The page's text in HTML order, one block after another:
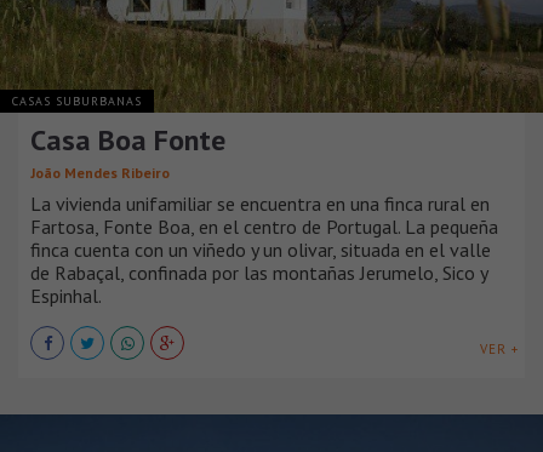
CASAS SUBURBANAS
Casa Boa Fonte
João Mendes Ribeiro
La vivienda unifamiliar se encuentra en una finca rural en
Fartosa, Fonte Boa, en el centro de Portugal. La pequeña
finca cuenta con un viñedo y un olivar, situada en el valle
de Rabaçal, confinada por las montañas Jerumelo, Sico y
Espinhal.
VER +